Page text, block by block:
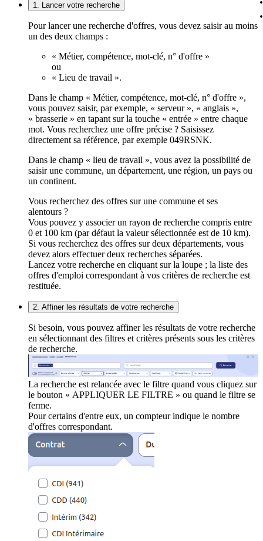
1. Lancer votre recherche
Pour lancer une recherche d'offres, vous devez saisir au moins
un des deux champs :
« Métier, compétence, mot-clé, n° d'offre »
ou
« Lieu de travail ».
Dans le champ « Métier, compétence, mot-clé, n° d'offre »,
vous pouvez saisir, par exemple, « serveur », « anglais »,
« brasserie » en tapant sur la touche « entrée » entre chaque
mot. Vous recherchez une offre précise ? Saisissez
directement sa référence, par exemple 049RSNK.
Dans le champ « lieu de travail », vous avez la possibilité de
saisir une commune, un département, une région, un pays ou
un continent.
Vous recherchez des offres sur une commune et ses
alentours ?
Vous pouvez y associer un rayon de recherche compris entre
0 et 100 km (par défaut la valeur sélectionnée est de 10 km).
Si vous recherchez des offres sur deux départements, vous
devez alors effectuer deux recherches séparées.
Lancez votre recherche en cliquant sur la loupe ; la liste des
offres d'emploi correspondant à vos critères de recherche est
restituée.
2. Affiner les résultats de votre recherche
Si besoin, vous pouvez affiner les résultats de votre recherche
en sélectionnant des filtres et critères présents sous les critères
de recherche.
La recherche est relancée avec le filtre quand vous cliquez sur
le bouton « APPLIQUER LE FILTRE » ou quand le filtre se
ferme.
Pour certains d'entre eux, un compteur indique le nombre
d'offres correspondant.